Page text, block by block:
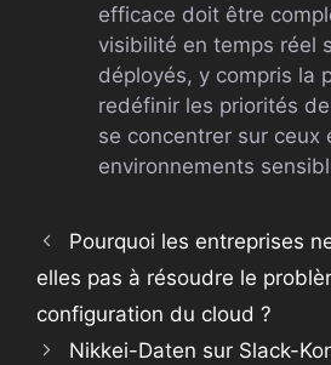
efficace doit être
visibilité en temps réel
déployés, y compris la
redéfinir les priorités
se concentrer sur ceux
environnements
Pourquoi les entreprises
elles pas à résoudre le
configuration du cloud ?
Nikkei-Daten sur Slack-